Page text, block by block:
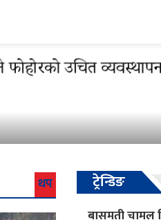
थप ट्रेन्डिङ
बासमती चामल